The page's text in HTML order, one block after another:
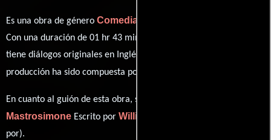
Es una obra de género Comedia
Con una duración de 01 hr 43 min (103 minutos), esta película
tiene diálogos originales en Inglés
producción ha sido compuesta por
En cuanto al guión de esta obra, se encuentra a cargo de
Mastrosimone Escrito por William Mastrosimone
por).